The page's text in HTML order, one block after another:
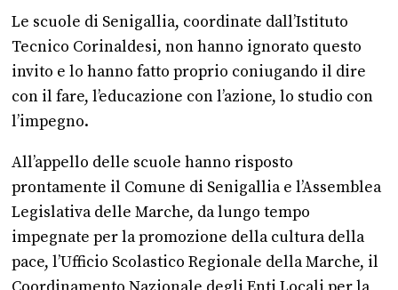
Le scuole di Senigallia, coordinate dall’Istituto
Tecnico Corinaldesi, non hanno ignorato questo
invito e lo hanno fatto proprio coniugando il dire
con il fare, l’educazione con l’azione, lo studio con
l’impegno.
All’appello delle scuole hanno risposto
prontamente il Comune di Senigallia e l’Assemblea
Legislativa delle Marche, da lungo tempo
impegnate per la promozione della cultura della
pace, l’Ufficio Scolastico Regionale della Marche, il